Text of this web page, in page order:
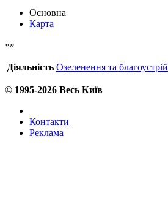
Основна
Карта
Діяльність Озеленення та благоустрій
© 1995-2026 Весь Київ
Контакти
Реклама